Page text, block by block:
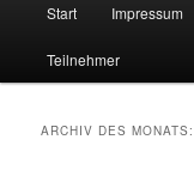
Start Impressum
Teilnehmer
ARCHIV DES